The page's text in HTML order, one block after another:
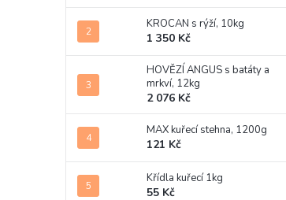
KROCAN s rýží, 10kg
1 350 Kč
HOVĚZÍ ANGUS s batáty a
mrkví, 12kg
2 076 Kč
MAX kuřecí stehna, 1200g
121 Kč
Křídla kuřecí 1kg
55 Kč